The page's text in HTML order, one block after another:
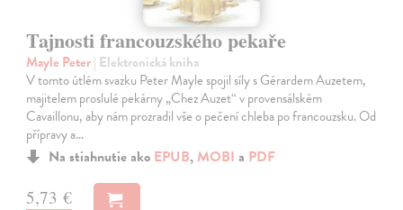
Tajnosti francouzského pekaře
Mayle Peter| Elektronická kniha
V tomto útlém svazku Peter Mayle spojil síly s Gérardem Auzetem,
majitelem proslulé pekárny „Chez Auzet“ v provensálském
Cavaillonu, aby nám prozradil vše o pečení chleba po francouzsku. Od
přípravy a…
Na stiahnutie ako EPUB, MOBI a PDF
5,73 €